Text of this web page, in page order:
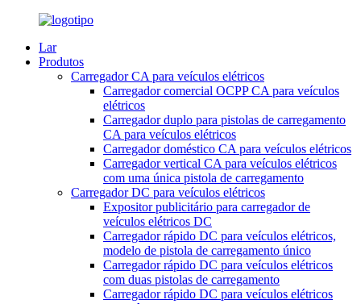
Lar
Produtos
Carregador CA para veículos elétricos
Carregador comercial OCPP CA para veículos
elétricos
Carregador duplo para pistolas de carregamento
CA para veículos elétricos
Carregador doméstico CA para veículos elétricos
Carregador vertical CA para veículos elétricos
com uma única pistola de carregamento
Carregador DC para veículos elétricos
Expositor publicitário para carregador de
veículos elétricos DC
Carregador rápido DC para veículos elétricos,
modelo de pistola de carregamento único
Carregador rápido DC para veículos elétricos
com duas pistolas de carregamento
Carregador rápido DC para veículos elétricos